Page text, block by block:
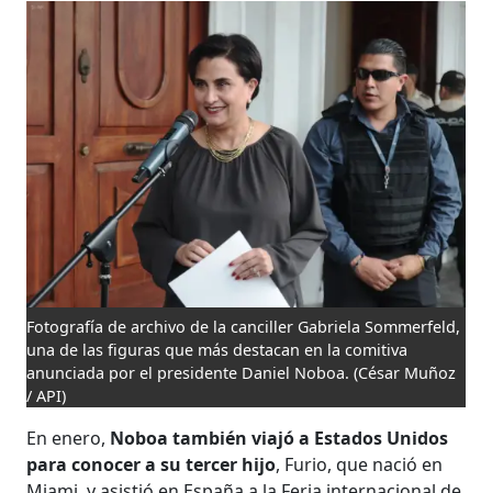
Fotografía de archivo de la canciller Gabriela Sommerfeld,
una de las figuras que más destacan en la comitiva
anunciada por el presidente Daniel Noboa. (César Muñoz
/ API)
En enero, Noboa también viajó a Estados Unidos
para conocer a su tercer hijo, Furio, que nació en